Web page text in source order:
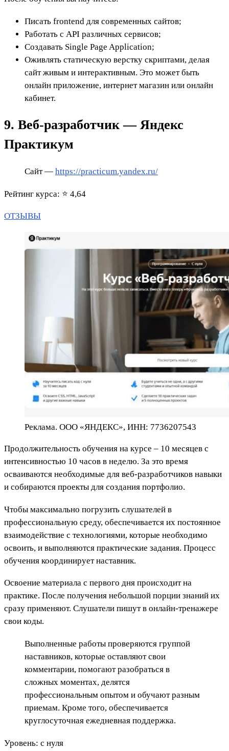
Писать frontend для современных сайтов;
Работать с API различных сервисов;
Создавать Single Page Application;
Оживлять статическую верстку скриптами, делая
сайт живым и интерактивным. Это может быть
онлайн приложение, интернет магазин или онлайн
кабинет.
9. Веб‑разработчик — Яндекс
Практикум
Сайт — https://practicum.yandex.ru/
Рейтинг курса: ⭐ 4,64
ОТЗЫВЫ
Реклама. ООО «ЯНДЕКС», ИНН: 7736207543
Продолжительность обучения на курсе – 10 месяцев с
интенсивностью 10 часов в неделю. За это время
осваиваются необходимые для веб-разработчиков навыки
и собираются проекты для создания портфолио.
Чтобы максимально погрузить слушателей в
профессиональную среду, обеспечивается их постоянное
взаимодействие с технологиями, которые необходимо
освоить, и выполняются практические задания. Процесс
обучения координирует наставник.
Освоение материала с первого дня происходит на
практике. После получения небольшой порции знаний их
сразу применяют. Слушатели пишут в онлайн-тренажере
свои коды.
Выполненные работы проверяются группой
наставников, которые оставляют свои
комментарии, помогают разобраться в
сложных моментах, делятся
профессиональным опытом и обучают разным
приемам. Кроме того, обеспечивается
круглосуточная ежедневная поддержка.
Уровень: с нуля